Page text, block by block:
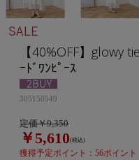
【40%OFF】glowy
ｰﾄﾞﾜﾝﾋﾟｰｽ
305150549
定価￥9,350
￥5,610(税込)
獲得予定ポイント：56ポイント